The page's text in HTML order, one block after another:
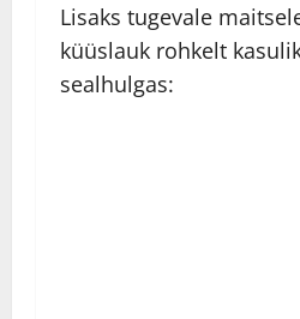
Lisaks tugevale
küüslauk rohkelt
sealhulgas: